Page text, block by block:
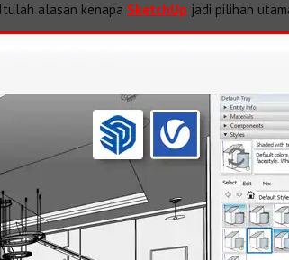
alasan kenapa SketchUp jadi pilihan